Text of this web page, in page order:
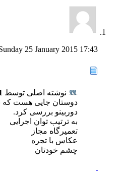
25 January 2015 17:43
نوشته اصلی توسط
دوستان جایی هست که
دوربینو بررسی کرد.
به ترتیب توان اجرایی
تعمیرگاه مجاز
عکاس با تجره
چشم خودتان